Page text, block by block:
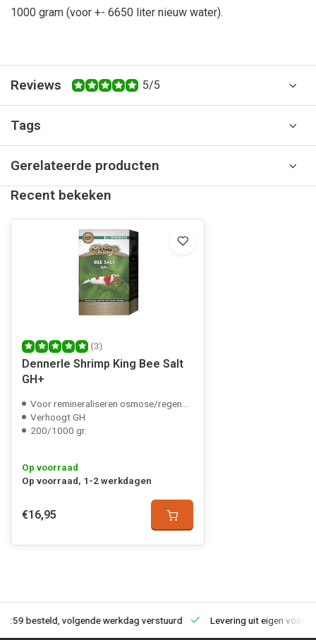
1000 gram (voor +- 6650 liter nieuw water).
Reviews 5/5
Tags
Gerelateerde producten
Recent bekeken
(3)
Dennerle Shrimp King Bee Salt
GH+
Voor remineraliseren osmose/regenwater
Verhoogt GH
200/1000 gr.
Op voorraad
Op voorraad, 1-2 werkdagen
€16,95
besteld, volgende werkdag verstuurd Levering uit eigen